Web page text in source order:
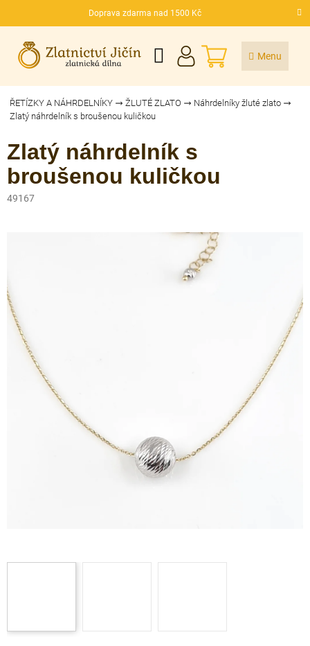
Doprava zdarma nad 1500 Kč
CZK
NÁKUPNÍ
KOŠÍK
ŘETÍZKY A NÁHRDELNÍKY ŽLUTÉ ZLATO
Náhrdelníky žluté zlato
Zlatý náhrdelník s broušenou kuličkou
Zlatý náhrdelník s
broušenou kuličkou
49167